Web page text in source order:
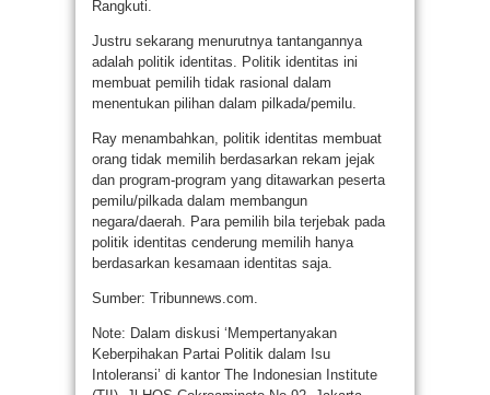
Rangkuti.
Justru sekarang menurutnya tantangannya
adalah politik identitas. Politik identitas ini
membuat pemilih tidak rasional dalam
menentukan pilihan dalam pilkada/pemilu.
Ray menambahkan, politik identitas membuat
orang tidak memilih berdasarkan rekam jejak
dan program-program yang ditawarkan peserta
pemilu/pilkada dalam membangun
negara/daerah. Para pemilih bila terjebak pada
politik identitas cenderung memilih hanya
berdasarkan kesamaan identitas saja.
Sumber: Tribunnews.com.
Note: Dalam diskusi ‘Mempertanyakan
Keberpihakan Partai Politik dalam Isu
Intoleransi’ di kantor The Indonesian Institute